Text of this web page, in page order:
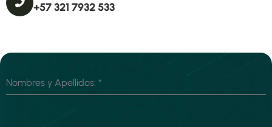
+57 321 7932 533
Nombres y Apellidos: *